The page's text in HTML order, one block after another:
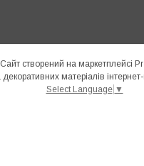
Сайт створений на маркетплейсі
Select Language ▼